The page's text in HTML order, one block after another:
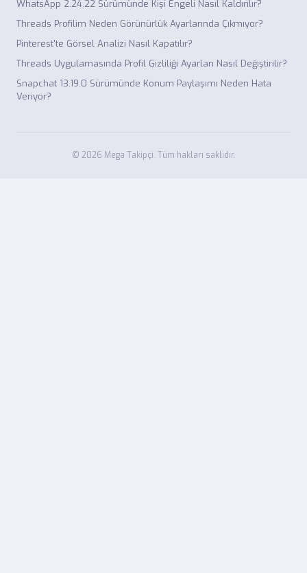
WhatsApp 2.24.22 Sürümünde Kişi Engeli Nasıl Kaldırılır?
Threads Profilim Neden Görünürlük Ayarlarında Çıkmıyor?
Pinterest'te Görsel Analizi Nasıl Kapatılır?
Threads Uygulamasında Profil Gizliliği Ayarları Nasıl Değiştirilir?
Snapchat 13.19.0 Sürümünde Konum Paylaşımı Neden Hata
Veriyor?
© 2026 Mega Takipçi. Tüm hakları saklıdır.